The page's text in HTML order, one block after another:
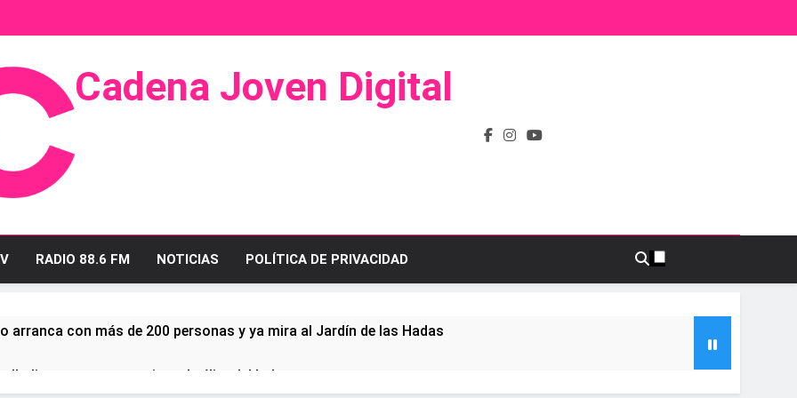
Cadena Joven Digital
Radio Y Televisión
RADIO 88.6 FM NOTICIAS POLÍTICA DE PRIVACIDAD
arranca con más de 200 personas y ya mira al Jardín de las Hadas
linense tras conquistar la élite del baloncesto